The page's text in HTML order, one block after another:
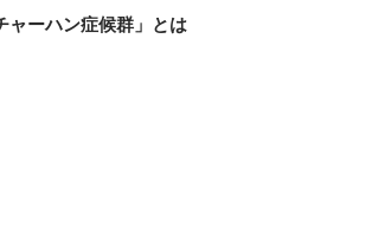
ャーハン症候群」とは